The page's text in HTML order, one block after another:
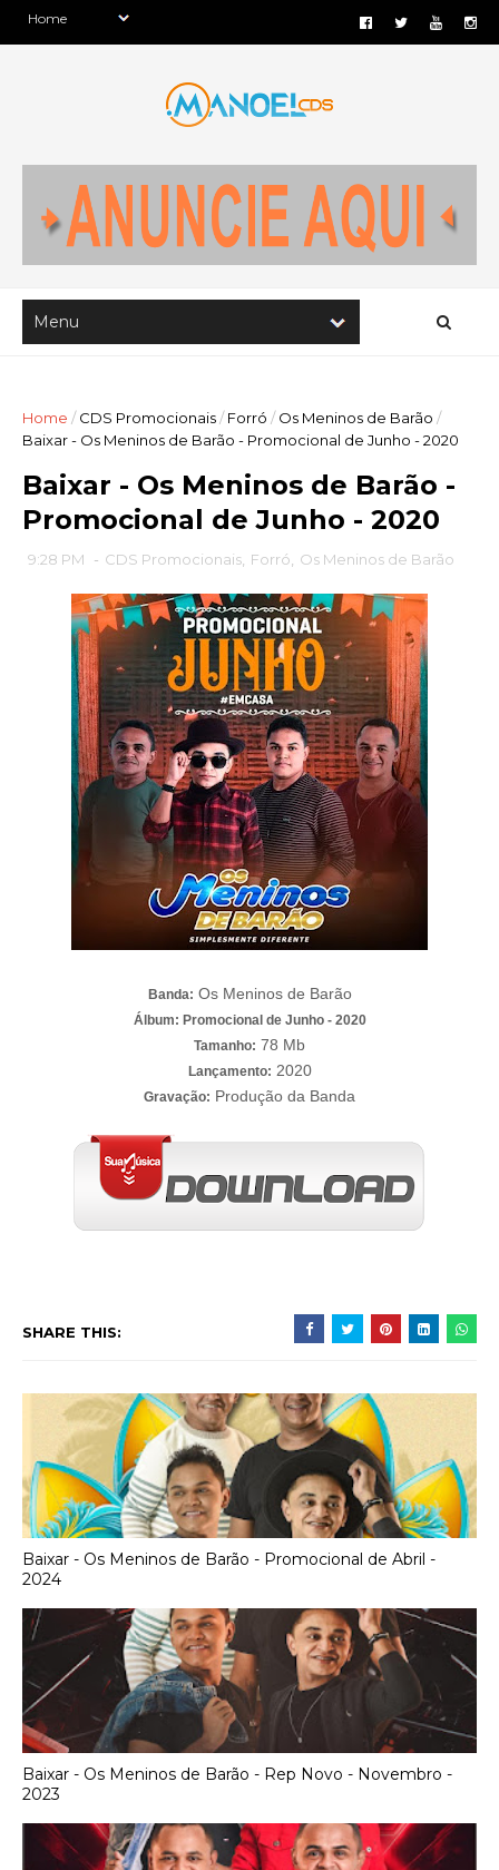
Home / CDS Promocionais/ Forró / Os Meninos de Barão /
Baixar - Os Meninos de Barão - Promocional de Junho - 2020
Baixar - Os Meninos de Barão -
Promocional de Junho - 2020
9:28 PM - CDS Promocionais Forró Os Meninos de Barão
Banda: Os Meninos de Barão
Álbum: Promocional de Junho - 2020
Tamanho: 78 Mb
Lançamento: 2020
Gravação: Produção da Banda
SHARE THIS:
Baixar - Os Meninos de Barão - Promocional de Abril -
2024
Baixar - Os Meninos de Barão - Rep Novo - Novembro -
2023